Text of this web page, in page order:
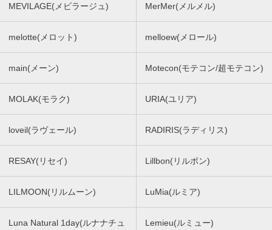
MEVILAGE(メビラージュ) MerMer(メルメル)
melotte(メロット) melloew(メロール)
main(メーン) Motecon(モテコン/超モテコン)
MOLAK(モラク) URIA(ユリア)
loveil(ラヴェール) RADIRIS(ラディリス)
RESAY(リセイ) Lillbon(リルボン)
LILMOON(リルムーン) LuMia(ルミア)
Luna Natural 1day(ルナナチュ
Lemieu(ルミュー)